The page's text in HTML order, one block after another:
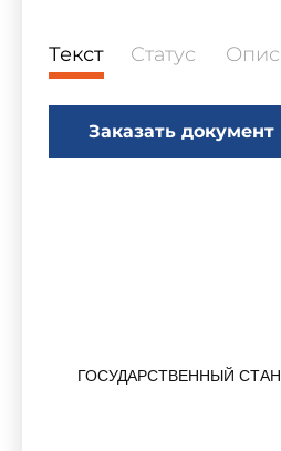
Текст Статус
Заказать документ
ГОСУДАРСТВЕННЫЙ